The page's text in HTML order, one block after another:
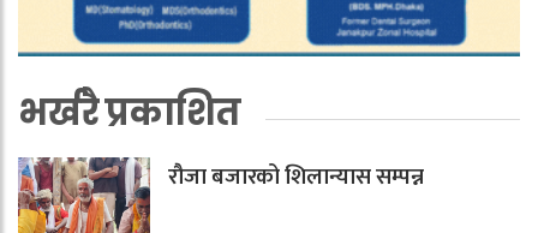
भर्खरै प्रकाशित
रौजा बजारको शिलान्यास सम्पन्न